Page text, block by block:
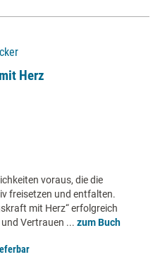
Herz
voraus, die die
freisetzen und entfalten.
mit Herz“ erfolgreich
und Vertrauen ... zum Buch